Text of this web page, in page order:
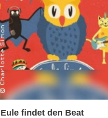
Eule findet den Beat